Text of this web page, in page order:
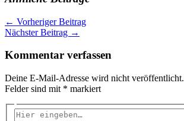
← Vorheriger Beitrag
Nächster Beitrag →
Kommentar verfassen
Deine E-Mail-Adresse wird nicht veröffentlicht.
Felder sind mit * markiert
Hier